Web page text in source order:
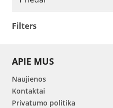
Filters
APIE MUS
Naujienos
Kontaktai
Privatumo politika